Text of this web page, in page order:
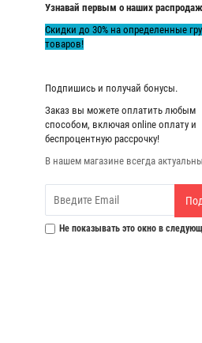
Узнавай первым о наших
Скидки до 30% на определенные
товаров!
Подпишись и получай бонусы.
Заказ вы можете оплатить любым
способом, включая online оплату и
беспроцентную рассрочку!
В нашем магазине всегда
Не показывать это окно в